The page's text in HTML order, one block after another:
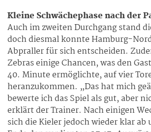
Kleine Schwächephase nach der
Auch im zweiten Durchgang stand
doch diesmal konnte Hamburg-
Abpraller für sich entscheiden.
Zebras einige Chancen, was den
40. Minute ermöglichte, auf vier
heranzukommen. „Das hat mich
bewerte ich das Spiel als gut, aber
erklärt der Trainer. Nach einigen
sich die Kieler jedoch wieder klar